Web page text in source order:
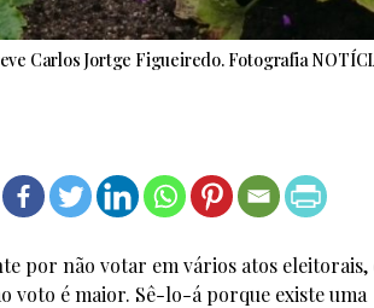
Carlos Jortge Figueiredo. Fotografia
por não votar em vários atos eleitorais,
voto é maior. Sê-lo-á porque existe uma